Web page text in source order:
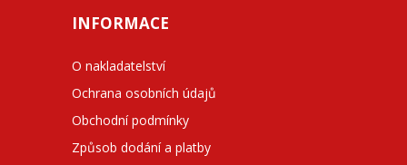
INFORMACE
O nakladatelství
Ochrana osobních údajů
Obchodní podmínky
Způsob dodání a platby